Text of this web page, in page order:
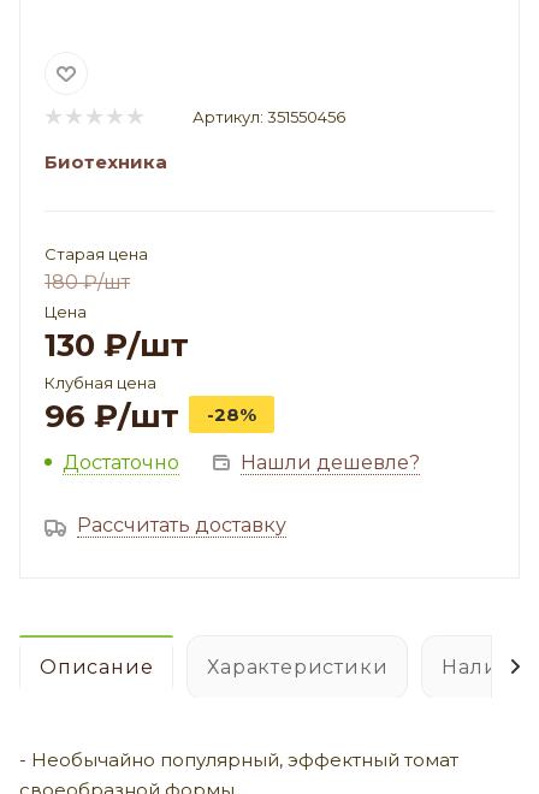
Артикул: 351550456
Биотехника
Старая цена
180₽/шт
Цена
130 ₽/шт
Клубная цена
96 ₽/шт -28%
Достаточно Нашли дешевле?
Рассчитать доставку
Описание Характеристики
- Необычайно популярный, эффектный томат